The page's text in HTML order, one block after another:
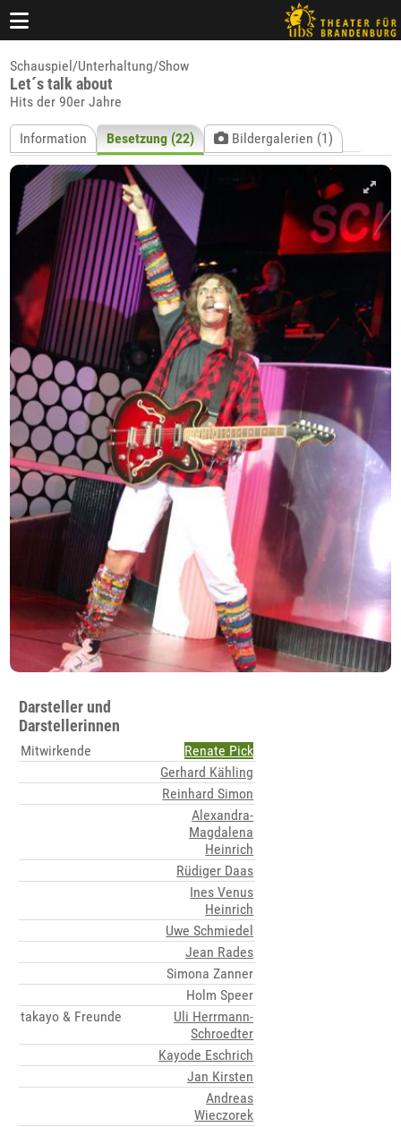
Schauspiel/Unterhaltung/Show
Let´s talk about
Hits der 90er Jahre
Information Besetzung (22) Bildergalerien (1)
Darsteller und
Darstellerinnen
Mitwirkende
Renate Pick
Gerhard Kähling
Reinhard Simon
Alexandra-
Magdalena
Heinrich
Rüdiger Daas
Ines Venus
Heinrich
Uwe Schmiedel
Jean Rades
Simona Zanner
Holm Speer
takayo & Freunde
Uli Herrmann-
Schroedter
Kayode Eschrich
Jan Kirsten
Andreas
Wieczorek